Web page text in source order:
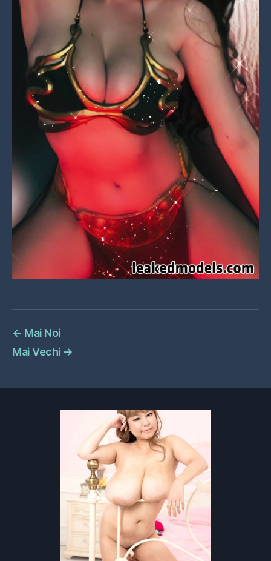
← Mai Noi
Mai Vechi →